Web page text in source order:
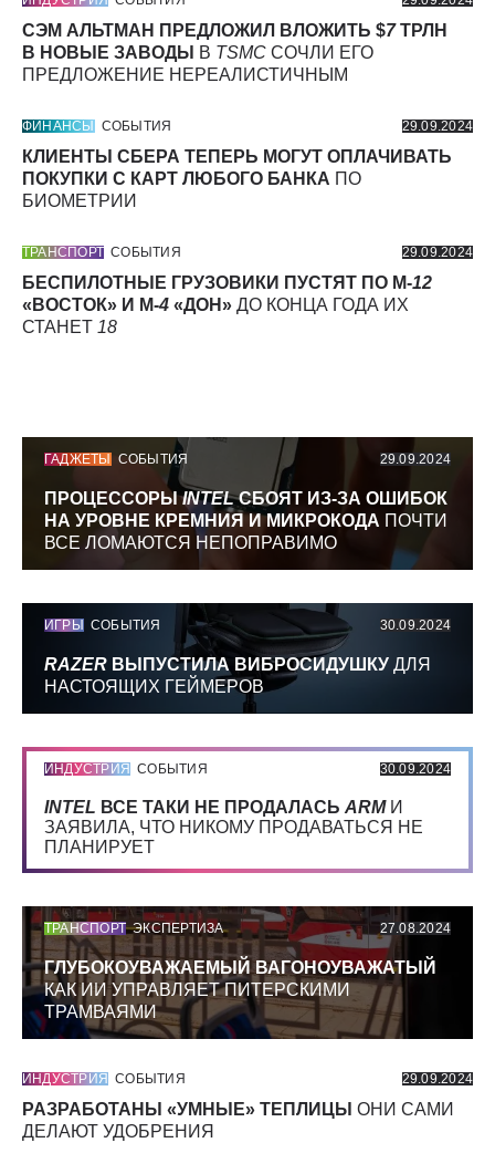
СЭМ АЛЬТМАН ПРЕДЛОЖИЛ ВЛОЖИТЬ $7ТРЛН
В НОВЫЕ ЗАВОДЫ
В TSMC СОЧЛИ ЕГО
ПРЕДЛОЖЕНИЕ НЕРЕАЛИСТИЧНЫМ
ФИНАНСЫ СОБЫТИЯ 29.09.2024
КЛИЕНТЫ СБЕРА ТЕПЕРЬ МОГУТ ОПЛАЧИВАТЬ
ПОКУПКИ С КАРТ ЛЮБОГО БАНКА ПО
БИОМЕТРИИ
ТРАНСПОРТ СОБЫТИЯ 29.09.2024
БЕСПИЛОТНЫЕ ГРУЗОВИКИ ПУСТЯТ ПО М-12
«ВОСТОК» И М-4 «ДОН» ДО КОНЦА ГОДА ИХ
СТАНЕТ 18
ГАДЖЕТЫ СОБЫТИЯ 29.09.2024
ПРОЦЕССОРЫINTELСБОЯТ ИЗ-ЗА ОШИБОК
НА УРОВНЕ КРЕМНИЯ И МИКРОКОДА ПОЧТИ
ВСЕ ЛОМАЮТСЯ НЕПОПРАВИМО
ИГРЫ СОБЫТИЯ 30.09.2024
RAZER ВЫПУСТИЛА ВИБРОСИДУШКУ ДЛЯ
НАСТОЯЩИХ ГЕЙМЕРОВ
ИНДУСТРИЯ СОБЫТИЯ 30.09.2024
INTEL ВСЕ ТАКИ НЕ ПРОДАЛАСЬ ARMИ
ЗАЯВИЛА, ЧТО НИКОМУ ПРОДАВАТЬСЯ НЕ
ПЛАНИРУЕТ
ТРАНСПОРТ ЭКСПЕРТИЗА 27.08.2024
ГЛУБОКОУВАЖАЕМЫЙ ВАГОНОУВАЖАТЫЙ
КАК ИИ УПРАВЛЯЕТ ПИТЕРСКИМИ
ТРАМВАЯМИ
ИНДУСТРИЯ СОБЫТИЯ 29.09.2024
РАЗРАБОТАНЫ «УМНЫЕ» ТЕПЛИЦЫ ОНИ САМИ
ДЕЛАЮТ УДОБРЕНИЯ